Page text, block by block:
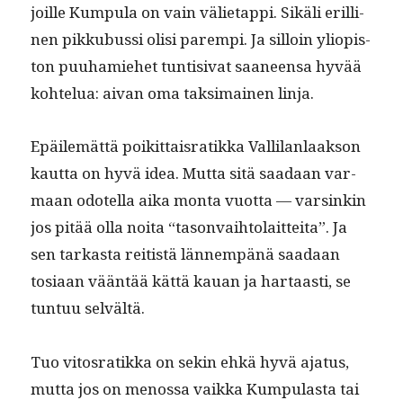
joille Kumpu­la on vain väli­etap­pi. Sikäli erilli­
nen pikkubus­si olisi parem­pi. Ja sil­loin yliopis­
ton puuhamiehet tun­ti­si­vat saa­neen­sa hyvää
kohtelua: aivan oma tak­si­mainen linja.
Epäilemät­tä poikit­tais­ratik­ka Vallilan­laak­son
kaut­ta on hyvä idea. Mut­ta sitä saadaan var­
maan odotel­la aika mon­ta vuot­ta — varsinkin
jos pitää olla noi­ta “tason­va­i­h­to­lait­tei­ta”. Ja
sen tarkas­ta reitistä län­nem­pänä saadaan
tosi­aan vään­tää kät­tä kauan ja har­taasti, se
tun­tuu selvältä.
Tuo vitosratik­ka on sekin ehkä hyvä aja­tus,
mut­ta jos on menos­sa vaik­ka Kumpu­las­ta tai